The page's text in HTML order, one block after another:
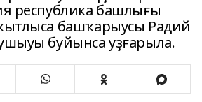
республика башлығы
башҡарыусы Радий
буйынса уҙғарыла.